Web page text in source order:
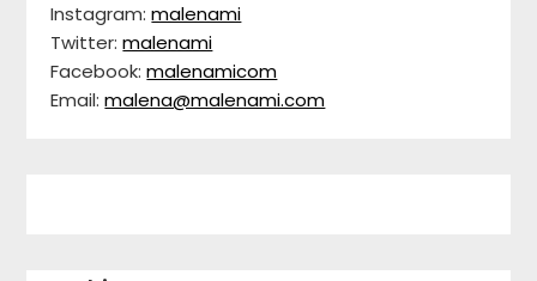
Instagram:malenami
Twitter:malenami
Facebook:malenamicom
Email:malena@malenami.com